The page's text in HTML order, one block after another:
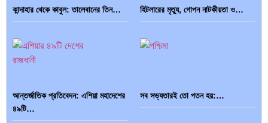
কান্দাহার থেকে কাবুল: তালেবানের তিন… হিটলারের মৃত্যু, গোপন নাটকীয়তা ও…
আন্তর্জাতিক প্রতিবেদন: এশিয়া মহাদেশের
৪৯টি…
সব সভ্যতারই তো পতন হয়:…